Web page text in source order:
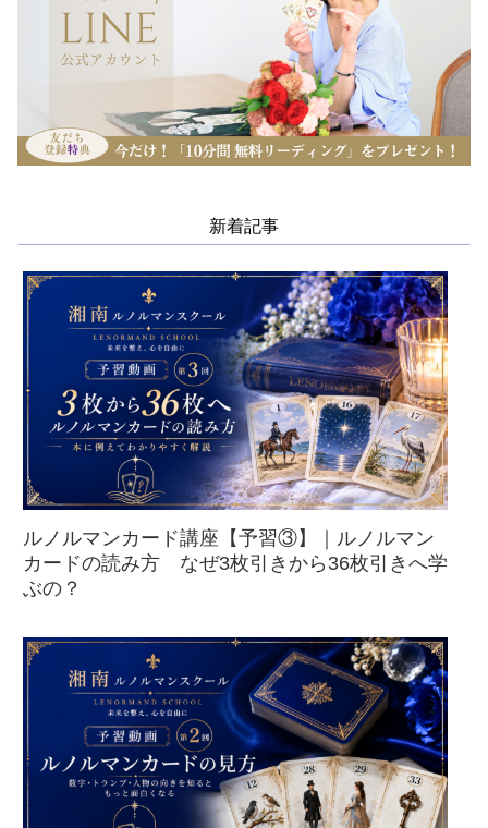
新着記事
ルノルマンカード講座【予習③】｜ルノルマン
カードの読み方 なぜ3枚引きから36枚引きへ学
ぶの？